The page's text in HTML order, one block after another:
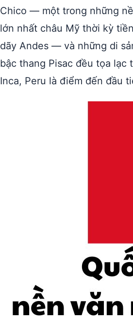
Chico — một trong những
lớn nhất châu Mỹ thời kỳ
dãy Andes — và những di
bậc thang Pisac đều tọa lạc
Inca, Peru là điểm đến đầu